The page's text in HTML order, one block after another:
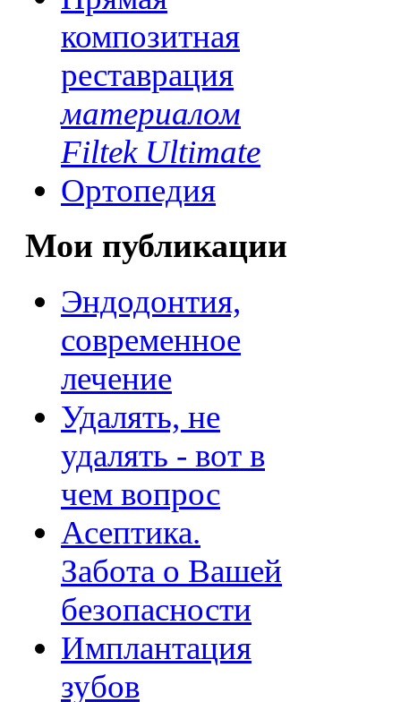
композитная
реставрация
материалом
Filtek Ultimate
Ортопедия
Мои публикации
Эндодонтия,
современное
лечение
Удалять, не
удалять - вот в
чем вопрос
Асептика.
Забота о Вашей
безопасности
Имплантация
зубов